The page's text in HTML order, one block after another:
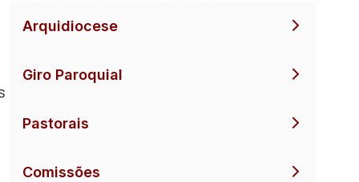
Arquidiocese
Giro Paroquial
Pastorais
Comissões